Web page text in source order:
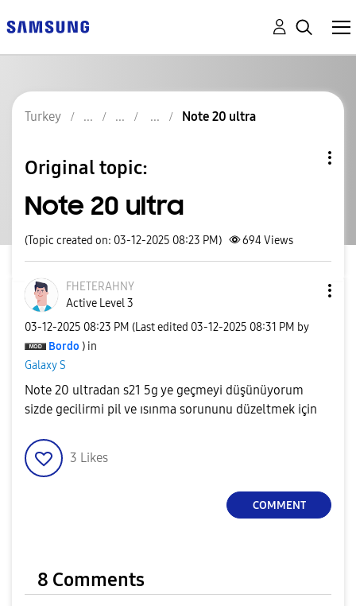
Turkey Note 20 ultra
Original topic:
Note 20 ultra
(Topic created on: 03-12-2025 08:23 PM) 694Views
FHETERAHNY
Active Level 3
‎03-12-2025 08:23 PM (Last edited ‎03-12-2025 08:31 PM by
Bordo ) in
Galaxy S
Note 20 ultradan s21 5g ye geçmeyi düşünüyorum
sizde gecilirmi pil ve ısınma sorununu düzeltmek için
3 Likes
COMMENT
8 Comments